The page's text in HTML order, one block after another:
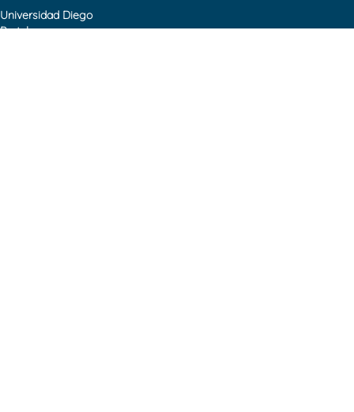
Universidad Diego
Portales